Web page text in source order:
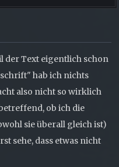
der Text eigentlich schon
hab ich nichts
also nicht so wirklich
ob ich die
sie überall gleich ist)
sehe, dass etwas nicht